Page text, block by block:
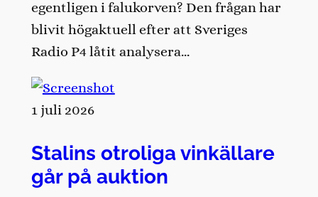
egentligen i falukorven? Den frågan har
blivit högaktuell efter att Sveriges
Radio P4 låtit analysera…
1 juli 2026
Stalins otroliga vinkällare
går på auktion